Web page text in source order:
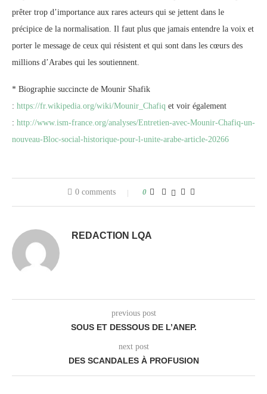
prêter trop d’importance aux rares acteurs qui se jettent dans le
précipice de la normalisation. Il faut plus que jamais entendre la voix et
porter le message de ceux qui résistent et qui sont dans les cœurs des
millions d’Arabes qui les soutiennent.
* Biographie succincte de Mounir Shafik
: https://fr.wikipedia.org/wiki/Mounir_Chafiq et voir également
: http://www.ism-france.org/analyses/Entretien-avec-Mounir-Chafiq-un-
nouveau-Bloc-social-historique-pour-l-unite-arabe-article-20266
0 comments 0
REDACTION LQA
previous post
SOUS ET DESSOUS DE L’ANEP.
next post
DES SCANDALES À PROFUSION